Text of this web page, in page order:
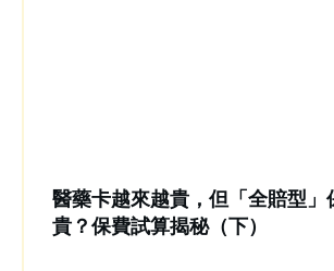
醫藥卡越來越貴，但「全賠型」
貴？保費試算揭秘（下）